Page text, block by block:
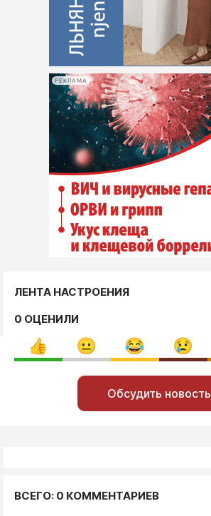
РЕКЛАМА
ЛЕНТА НАСТРОЕНИЯ
0 ОЦЕНИЛИ
Обсудить новость
ВСЕГО: 0 КОММЕНТАРИЕВ